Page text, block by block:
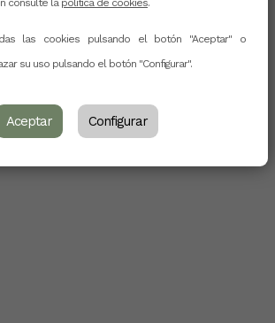
consulte la política de cookies.
las cookies pulsando el botón "Aceptar" o
su uso pulsando el botón "Configurar".
Aceptar Configurar